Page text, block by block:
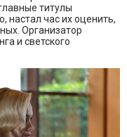
титулы
настал час их оценить,
Организатор
и светского